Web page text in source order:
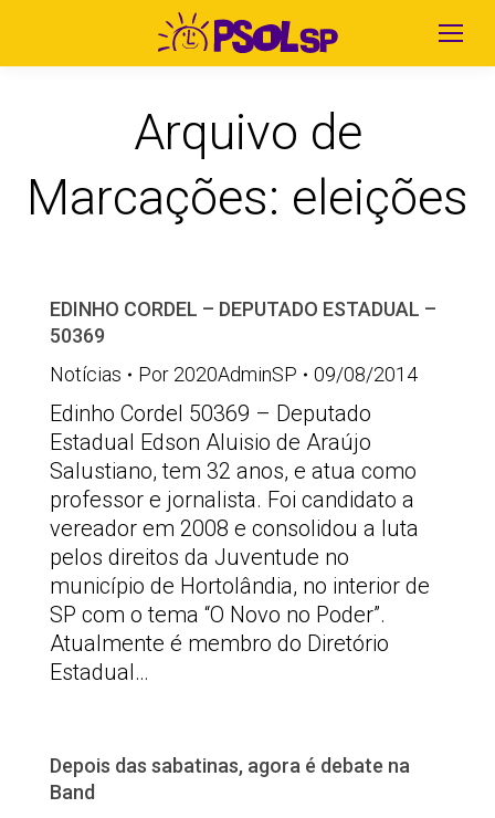
Arquivo de
Marcações: eleições
EDINHO CORDEL – DEPUTADO ESTADUAL –
50369
Notícias
Por 2020AdminSP 09/08/2014
Edinho Cordel 50369 – Deputado
Estadual Edson Aluisio de Araújo
Salustiano, tem 32 anos, e atua como
professor e jornalista. Foi candidato a
vereador em 2008 e consolidou a luta
pelos direitos da Juventude no
município de Hortolândia, no interior de
SP com o tema “O Novo no Poder”.
Atualmente é membro do Diretório
Estadual…
Depois das sabatinas, agora é debate na
Band